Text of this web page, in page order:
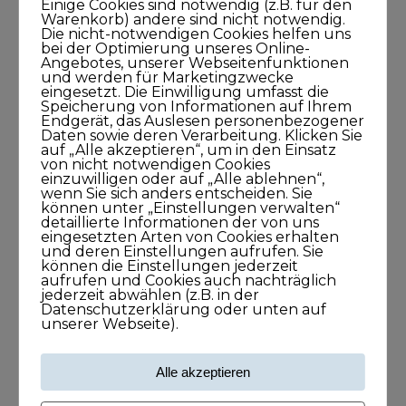
Meine Podcasts
Andreas Dämon ist der Geburtshelfer
für Lösungen
26. November 2021
1Stunde1Minuten
Frank O. Reiss bringt Menschen
Einige Cookies sind notwendig (z.B. für den
Warenkorb) andere sind nicht notwendig.
Die nicht-notwendigen Cookies helfen uns
bei der Optimierung unseres Online-
Angebotes, unserer Webseitenfunktionen
und werden für Marketingzwecke
eingesetzt. Die Einwilligung umfasst die
Speicherung von Informationen auf Ihrem
Endgerät, das Auslesen personenbezogener
Daten sowie deren Verarbeitung. Klicken Sie
auf „Alle akzeptieren“, um in den Einsatz
von nicht notwendigen Cookies
einzuwilligen oder auf „Alle ablehnen“,
wenn Sie sich anders entscheiden. Sie
können unter „Einstellungen verwalten“
detaillierte Informationen der von uns
eingesetzten Arten von Cookies erhalten
und deren Einstellungen aufrufen. Sie
können die Einstellungen jederzeit
aufrufen und Cookies auch nachträglich
jederzeit abwählen (z.B. in der
Datenschutzerklärung oder unten auf
unserer Webseite).
Alle akzeptieren